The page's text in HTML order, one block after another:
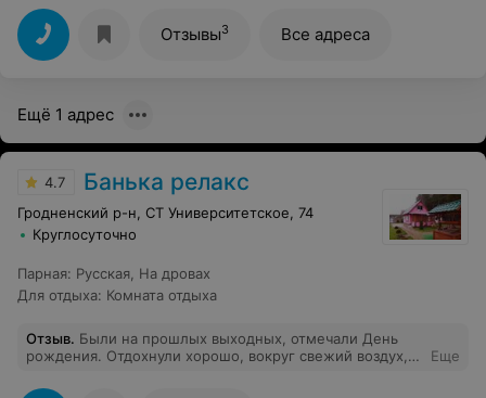
очень вежливая девушка, всё доходчиво, чётко
объяснила и проводила к самому корту. Так же после
игры мы захотели покататься на катере, мы оплатили и
с удовольствием покатались по гребному каналу.
Отзывы3 Все адреса
Ещё 1 адрес
4.7 Банька релакс
Гродненский р-н, СТ Университетское, 74
Круглосуточно
Парная: Русская На дровах
Для отдыха: Комната отдыха
Отзыв. Были на прошлых выходных, отмечали День
рождения. Отдохнули хорошо, вокруг свежий воздух,
Еще